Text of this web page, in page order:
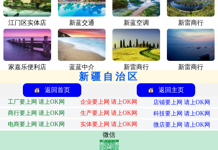
江门区实体店 新蓝交通
家嘉乐便利店 蓝蓝中介
新蓝空调 新雷商行
新雷商行 新雷商行
新疆自治区
返回首页 返回主页
工厂要上网 请上OK网 企业要上网 请上OK网
店铺要上网 请上OK网
商行要上网 请上OK网
生产要上网 请上OK网
科技要上网 请上OK网
电商要上网 请上OK网
实体要上网 请上OK网 微店要上网 请上OK网
微信